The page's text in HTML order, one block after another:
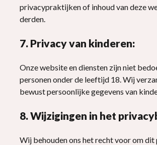
privacypraktijken of inhoud van deze
derden.
7. Privacy van kinderen:
Onze website en diensten zijn niet
personen onder de leeftijd 18. Wij
bewust persoonlijke gegevens van
8. Wijzigingen in het
Wij behouden ons het recht voor om